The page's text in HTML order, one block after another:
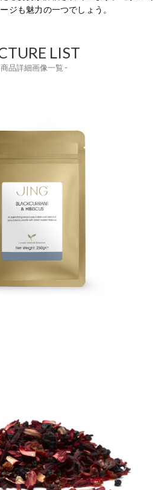
ジも魅力の一つでしょう。
LIST
商品詳細画像一覧 -